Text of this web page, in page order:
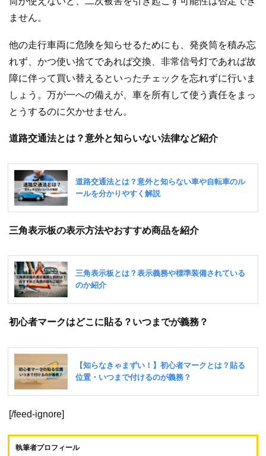
ません。
他の走行車両に危険を知らせるためにも、発炎筒を積み忘
れず、かつ使い捨てであれば交換、非常信号灯であれば故
障に伴って買い替えるといったチェックを忘れずに行いま
しょう。万が一への備えが、車を所有して使う責任をまっ
とうするのに欠かせません。
道路交通法とは？意外と知らいない法律など紹介
三角表示板の表示方法やおすすめ商品を紹介
初心者マークはどこに貼る？いつまでが義務？
[/feed-ignore]
執筆者プロフィール